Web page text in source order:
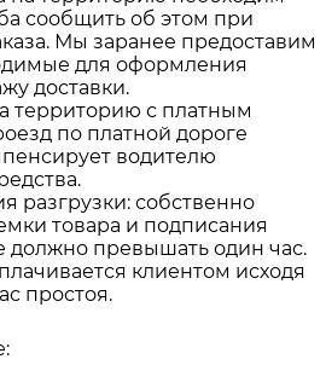
сообщить об этом при
Мы заранее предоставим
для оформления
доставки.
территорию с платным
по платной дороге
водителю
разгрузки: собственно
товара и подписания
должно превышать один час.
клиентом исходя
простоя.